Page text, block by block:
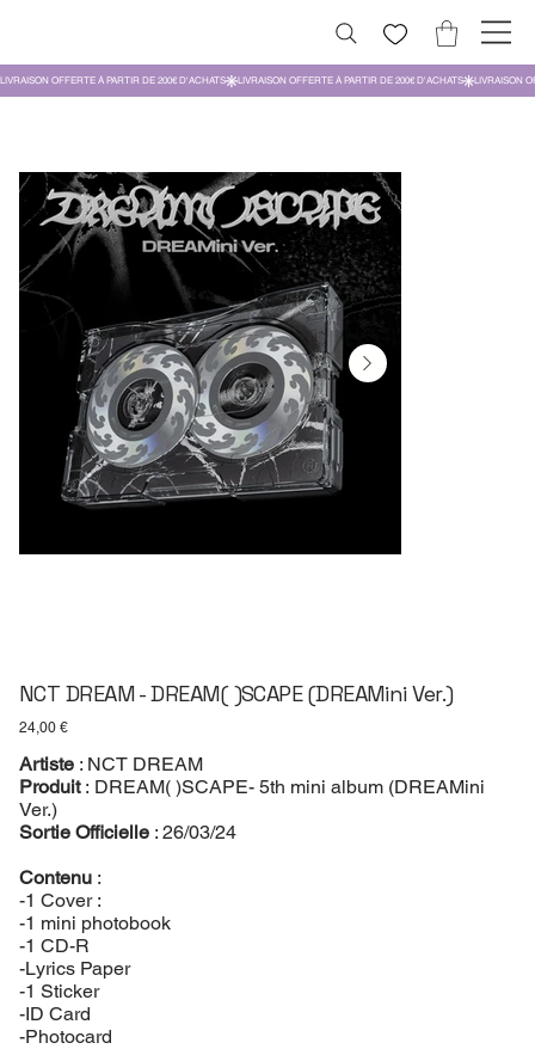
NCT DREAM - DREAM( )SCAPE (DREAMini Ver.)
Prix
24,00 €
Artiste: NCT DREAM
Produit: DREAM( )SCAPE- 5th mini album (DREAMini
Ver.)
Sortie Officielle: 26/03/24
Contenu :
-1 Cover :
-1 mini photobook
-1 CD-R
-Lyrics Paper
-1 Sticker
-ID Card
-Photocard